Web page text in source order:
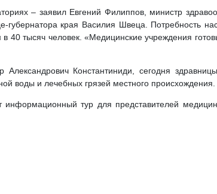
– заявил Евгений Филиппов, министр
края Василия Швеца. Потребность
40 тысяч человек. «Медицинские учреждения
Константиниди, сегодня
воды и лечебных грязей местного происхождения.
тур для представителей